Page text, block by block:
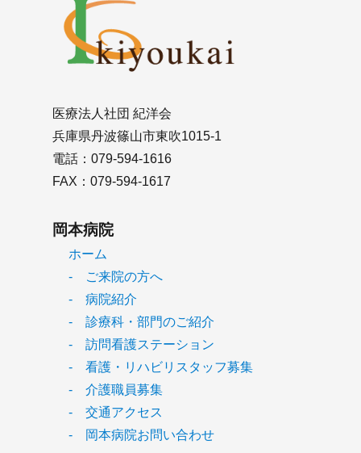
医療法人社団 紀洋会
兵庫県丹波篠山市東吹1015-1
電話：079-594-1616
FAX：079-594-1617
岡本病院
ホーム
- ご来院の方へ
- 病院紹介
- 診療科・部門のご紹介
- 訪問看護ステーション
- 看護・リハビリスタッフ募集
- 介護職員募集
- 交通アクセス
- 岡本病院お問い合わせ